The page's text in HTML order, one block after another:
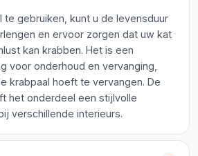
te gebruiken, kunt u de levensduur
en ervoor zorgen dat uw kat
kan krabben. Het is een
voor onderhoud en vervanging,
krabpaal hoeft te vervangen. De
het onderdeel een stijlvolle
verschillende interieurs.